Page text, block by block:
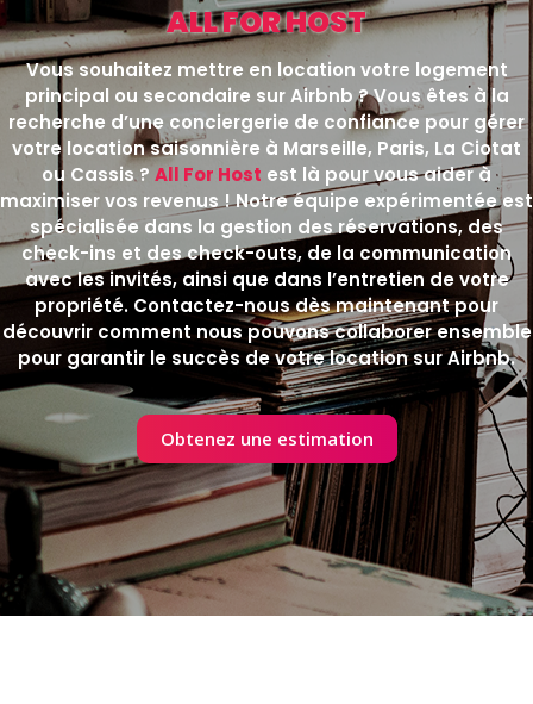
ALL FOR HOST
Vous souhaitez mettre en location votre logement
principal ou secondaire sur Airbnb ? Vous êtes à la
recherche d’une conciergerie de confiance pour gérer
votre location saisonnière à Marseille, Paris, La Ciotat
ou Cassis ? All For Host est là pour vous aider à
maximiser vos revenus ! Notre équipe expérimentée est
spécialisée dans la gestion des réservations, des
check-ins et des check-outs, de la communication
avec les invités, ainsi que dans l’entretien de votre
propriété. Contactez-nous dès maintenant pour
découvrir comment nous pouvons collaborer ensemble
pour garantir le succès de votre location sur Airbnb.
Obtenez une estimation